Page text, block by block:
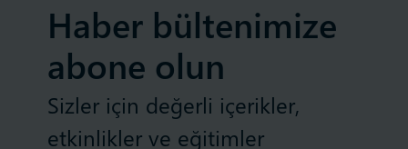
Haber bültenimize
abone olun
Sizler için değerli içerikler,
etkinlikler ve eğitimler